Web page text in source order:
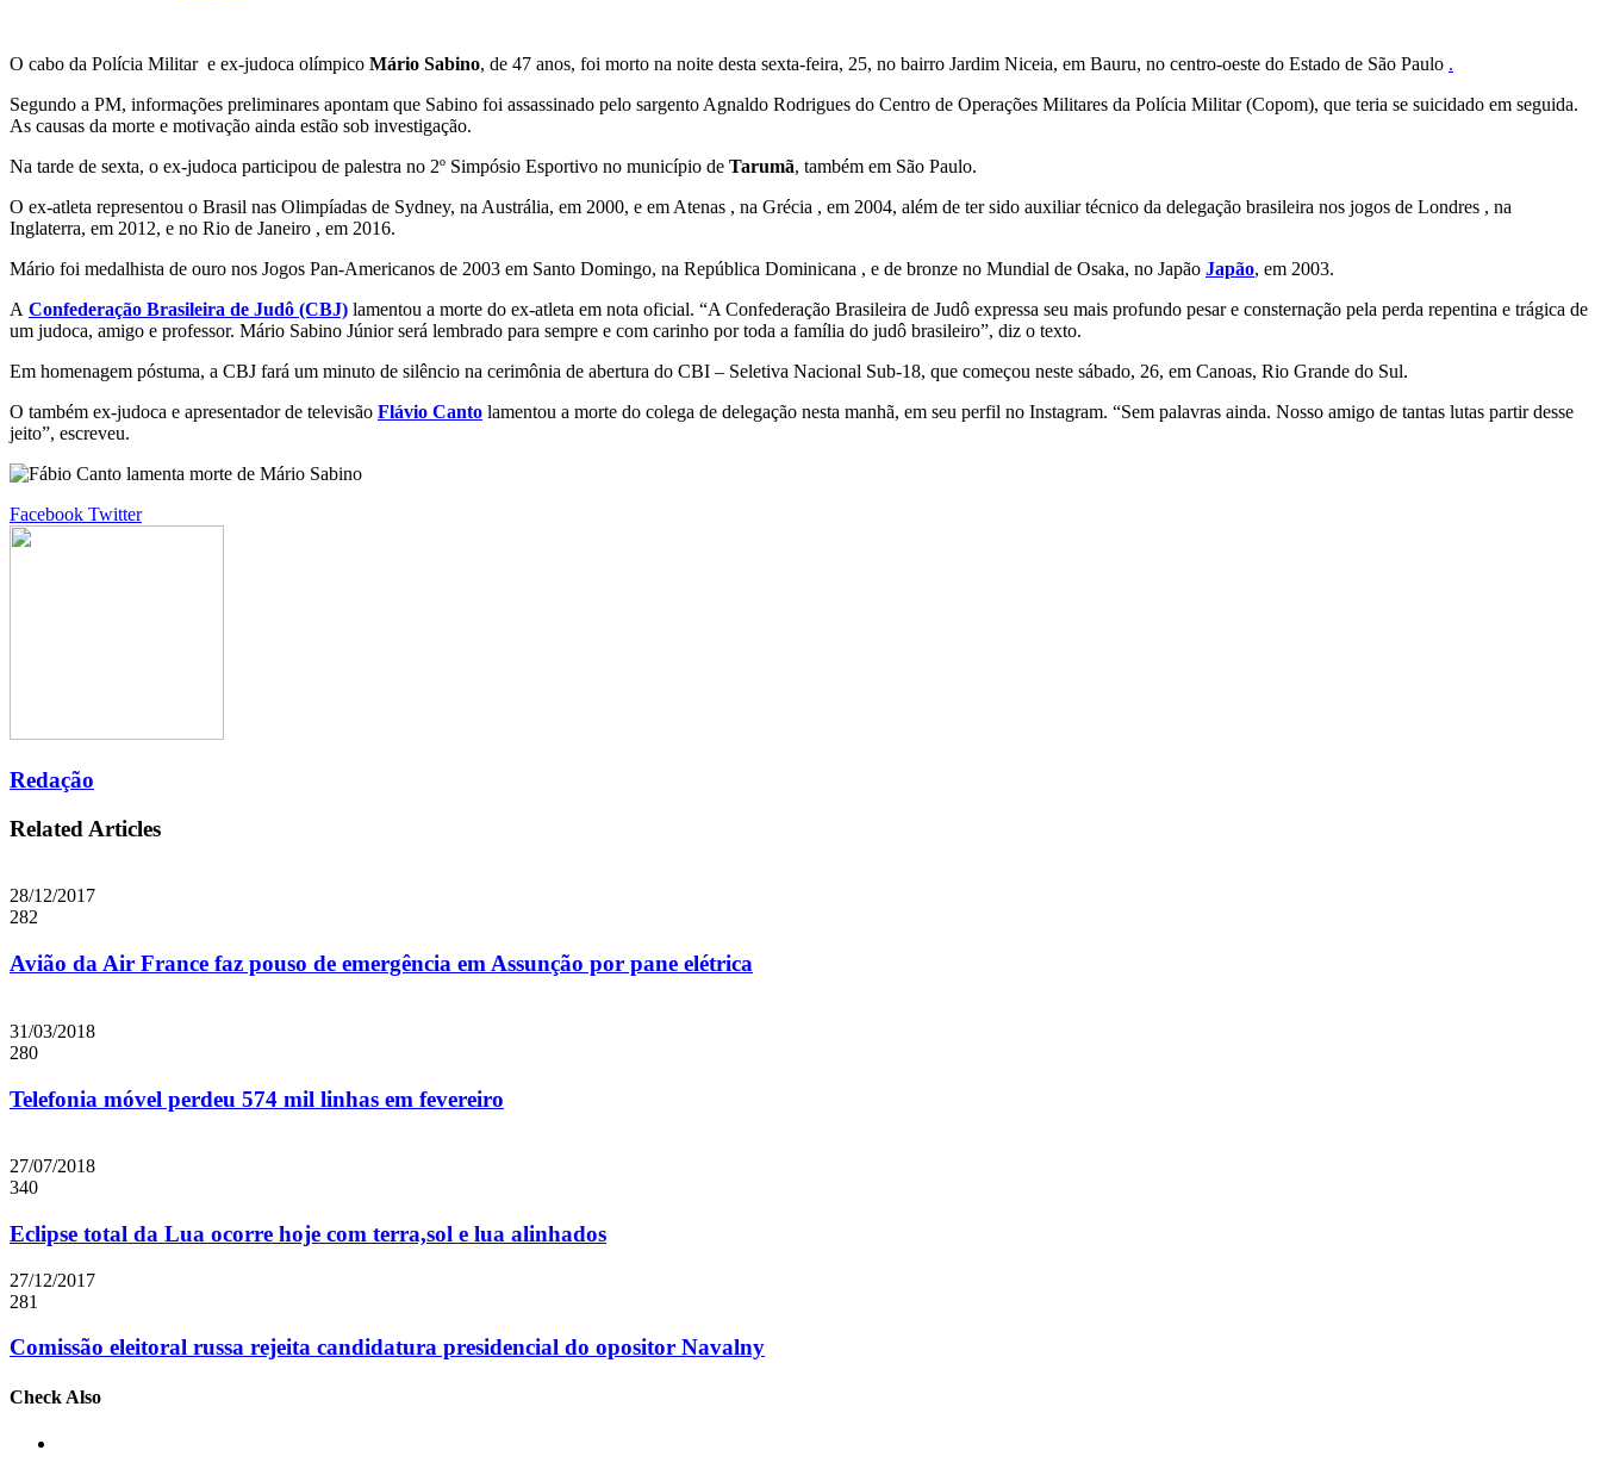
O cabo da Polícia Militar e ex-judoca olímpico Mário Sabino, de 47 anos, foi morto na noite desta sexta-feira, 25, no bairro Jardim Niceia, em Bauru, no centro-oeste do Estado de São Paulo .
Segundo a PM, informações preliminares apontam que Sabino foi assassinado pelo sargento Agnaldo Rodrigues do Centro de Operações Militares da Polícia Militar (Copom), que teria se suicidado em seguida.
As causas da morte e motivação ainda estão sob investigação.
Na tarde de sexta, o ex-judoca participou de palestra no 2º Simpósio Esportivo no município de Tarumã, também em São Paulo.
O ex-atleta representou o Brasil nas Olimpíadas de Sydney, na Austrália, em 2000, e em Atenas , na Grécia , em 2004, além de ter sido auxiliar técnico da delegação brasileira nos jogos de Londres , na
Inglaterra, em 2012, e no Rio de Janeiro , em 2016.
Mário foi medalhista de ouro nos Jogos Pan-Americanos de 2003 em Santo Domingo, na República Dominicana , e de bronze no Mundial de Osaka, no Japão Japão, em 2003.
A Confederação Brasileira de Judô (CBJ) lamentou a morte do ex-atleta em nota oficial. “A Confederação Brasileira de Judô expressa seu mais profundo pesar e consternação pela perda repentina e trágica de
um judoca, amigo e professor. Mário Sabino Júnior será lembrado para sempre e com carinho por toda a família do judô brasileiro”, diz o texto.
Em homenagem póstuma, a CBJ fará um minuto de silêncio na cerimônia de abertura do CBI – Seletiva Nacional Sub-18, que começou neste sábado, 26, em Canoas, Rio Grande do Sul.
O também ex-judoca e apresentador de televisão Flávio Canto lamentou a morte do colega de delegação nesta manhã, em seu perfil no Instagram. “Sem palavras ainda. Nosso amigo de tantas lutas partir desse
jeito”, escreveu.
Facebook TwitterGoogle+
LinkedIn
StumbleUpon
Tumblr
Pinterest
Reddit
VKontakte
Share
Print
Redação
Related Articles
28/12/2017
282
Avião da Air France faz pouso de emergência em Assunção por pane elétrica
31/03/2018
280
Telefonia móvel perdeu 574 mil linhas em fevereiro
27/07/2018
340
Eclipse total da Lua ocorre hoje com terra,sol e lua alinhados
27/12/2017
281
Comissão eleitoral russa rejeita candidatura presidencial do opositor Navalny
Check Also
Close